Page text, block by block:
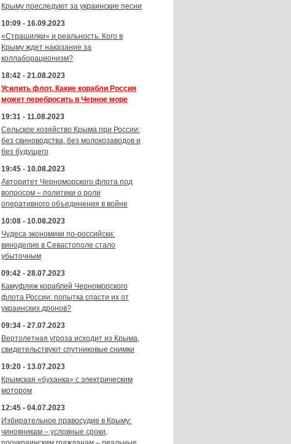
Крыму преследуют за украинские песни
10:09 - 16.09.2023
«Страшилки» и реальность. Кого в
Крыму ждет наказание за
коллаборационизм?
18:42 - 21.08.2023
Усилить флот. Какие корабли Россия
может перебросить в Черное море
19:31 - 11.08.2023
Сельское хозяйство Крыма при России:
без свиноводства, без молокозаводов и
без будущего
19:45 - 10.08.2023
Авторитет Черноморского флота под
вопросом – политики о роли
оперативного объединения в войне
10:08 - 10.08.2023
Чудеса экономики по-российски:
виноделие в Севастополе стало
убыточным
09:42 - 28.07.2023
Камуфляж кораблей Черноморского
флота России: попытка спасти их от
украинских дронов?
09:34 - 27.07.2023
Вертолетная угроза исходит из Крыма,
свидетельствуют спутниковые снимки
19:20 - 13.07.2023
Крымская «буханка» с электрическим
мотором
12:45 - 04.07.2023
Избирательное правосудие в Крыму:
чиновникам – условные сроки,